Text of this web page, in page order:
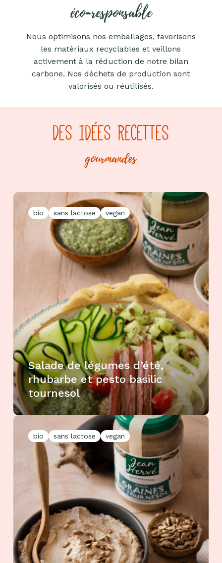
éco-responsable
Nous optimisons nos emballages, favorisons
les matériaux recyclables et veillons
activement à la réduction de notre bilan
carbone. Nos déchets de production sont
valorisés ou réutilisés.
DES IDÉES RECETTES
gourmandes
bio sans lactose vegan
Salade de légumes d’été,
rhubarbe et pesto basilic
tournesol
bio sans lactose vegan